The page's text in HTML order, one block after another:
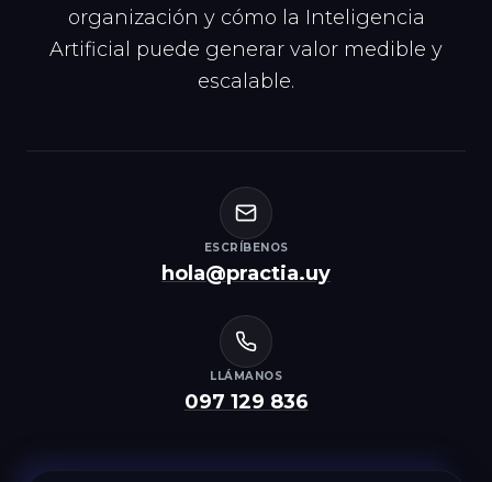
organización y cómo la Inteligencia
Artificial puede generar valor medible y
escalable.
ESCRÍBENOS
hola@practia.uy
LLÁMANOS
097 129 836